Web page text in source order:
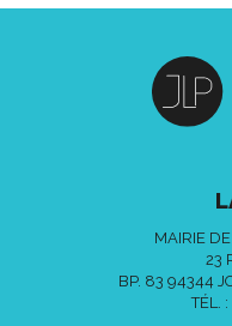
MAIRIE
23
BP. 83 94344
TÉL. :